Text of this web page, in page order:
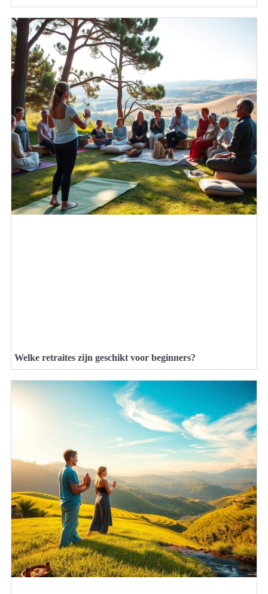
Welke retraites zijn geschikt voor beginners?